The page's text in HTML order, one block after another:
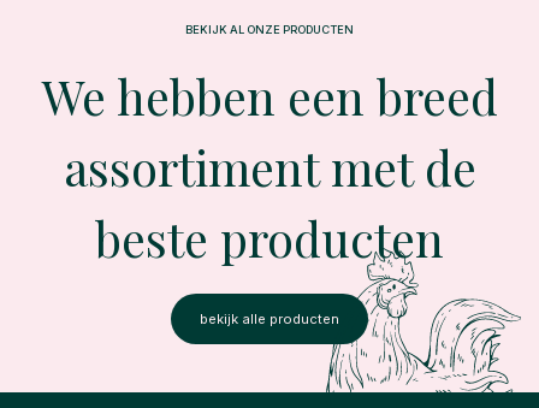
BEKIJK AL ONZE PRODUCTEN
We hebben een breed
assortiment met de
beste producten
bekijk alle producten